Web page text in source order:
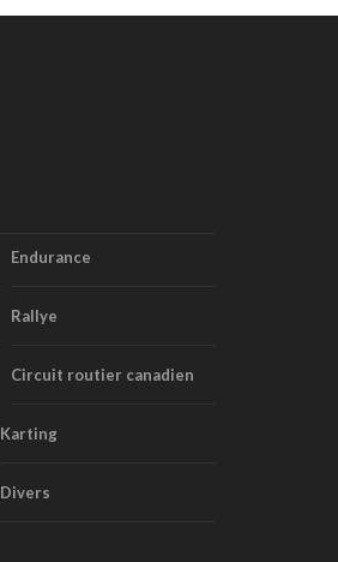
Endurance
Rallye
Circuit routier canadien
Karting
Divers